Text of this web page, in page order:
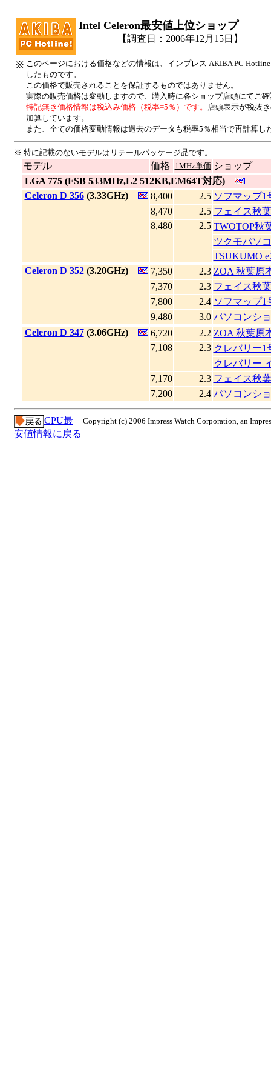
Intel Celeron最安値上位ショップ
【調査日：2006年12月15日】
※ このページにおける価格などの情報は、インプレス AKIBA PC
したものです。
この価格で販売されることを保証するものではありません。
実際の販売価格は変動しますので、購入時に各ショップ店頭にてご
特記無き価格情報は税込み価格（税率=5％）です。 店頭表示が税抜
加算しています。
また、全ての価格変動情報は過去のデータも税率5％相当で再計算し
※ 特に記載のないモデルはリテールパッケージ品です。
モデル 価格 1MHz単価 ショップ
LGA 775 (FSB 533MHz,L2 512KB,EM64T対応)
Celeron D 356(3.33GHz) 8,400 2.5 ソフマップ1
8,470
2.5 フェイス秋
8,480
2.5 TWOTOP秋
ツクモパソ
TSUKUMO
Celeron D 352(3.20GHz) 7,350 2.3 ZOA 秋葉原
7,370
2.3 フェイス秋
7,800
2.4 ソフマップ1
9,480
3.0 パソコンシ
Celeron D 347(3.06GHz) 6,720 2.2 ZOA 秋葉原
7,108
2.3 クレバリー1
クレバリー
7,170
2.3 フェイス秋
7,200
2.4 パソコンシ
Copyright (c) 2006 Impress Watch Corporation, an
CPU最
安値情報に戻る